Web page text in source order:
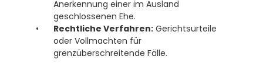
Anerkennung einer im Ausland
geschlossenen Ehe.
Rechtliche Verfahren: Gerichtsurteile
oder Vollmachten für
grenzüberschreitende Fälle.